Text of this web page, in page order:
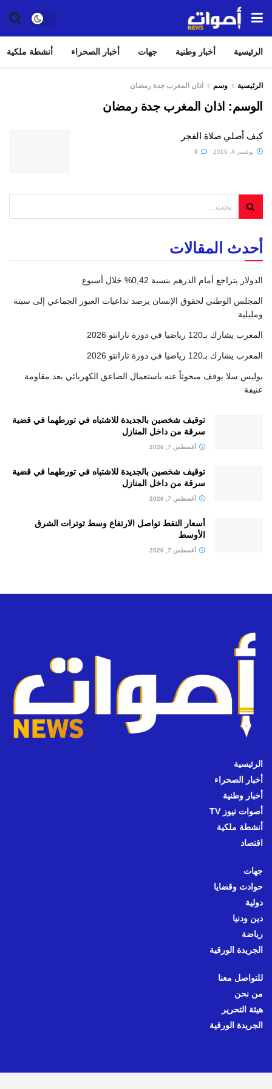
الرئيسية أخبار وطنية جهات أخبار الصحراء أنشطة ملكية
الرئيسية وسم اذان المغرب جدة رمضان
الوسم: اذان المغرب جدة رمضان
كيف أصلي صلاة الفجر
نوفمبر 4, 2016
أحدث المقالات
الدولار يتراجع أمام الدرهم بنسبة 0,42% خلال أسبوع
المجلس الوطني لحقوق الإنسان يرصد تداعيات العبور الجماعي إلى سبتة
ومليلية
المغرب يشارك بـ120 رياضيا في دورة تارانتو 2026
المغرب يشارك بـ120 رياضيا في دورة تارانتو 2026
بوليس سلا يوقف مبحوثاً عنه باستعمال الصاعق الكهربائي بعد مقاومة
عنيفة
توقيف شخصين بالجديدة للاشتباه في تورطهما في قضية
سرقة من داخل المنازل
أغسطس 7, 2026
توقيف شخصين بالجديدة للاشتباه في تورطهما في قضية
سرقة من داخل المنازل
أغسطس 7, 2026
أسعار النفط تواصل الارتفاع وسط توترات الشرق
الأوسط
أغسطس 7, 2026
الرئيسية
أخبار الصحراء
أخبار وطنية
أصوات نيوز TV
أنشطة ملكية
اقتصاد
جهات
حوادث وقضايا
دولية
دين ودنيا
رياضة
الجريدة الورقية
للتواصل معنا
من نحن
هيئة التحرير
الجريدة الورقية